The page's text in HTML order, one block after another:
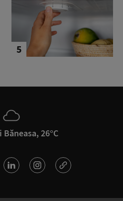
5
26°C